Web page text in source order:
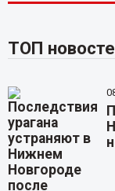
ТОП